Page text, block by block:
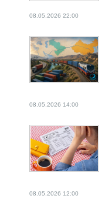
08.05.2026 22:00
08.05.2026 14:00
08.05.2026 12:00